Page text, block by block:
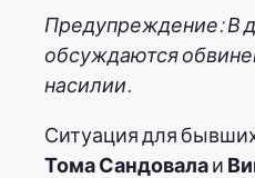
Предупреждение: В
обсуждаются
насилии.
Ситуация для
Тома Сандовалаи